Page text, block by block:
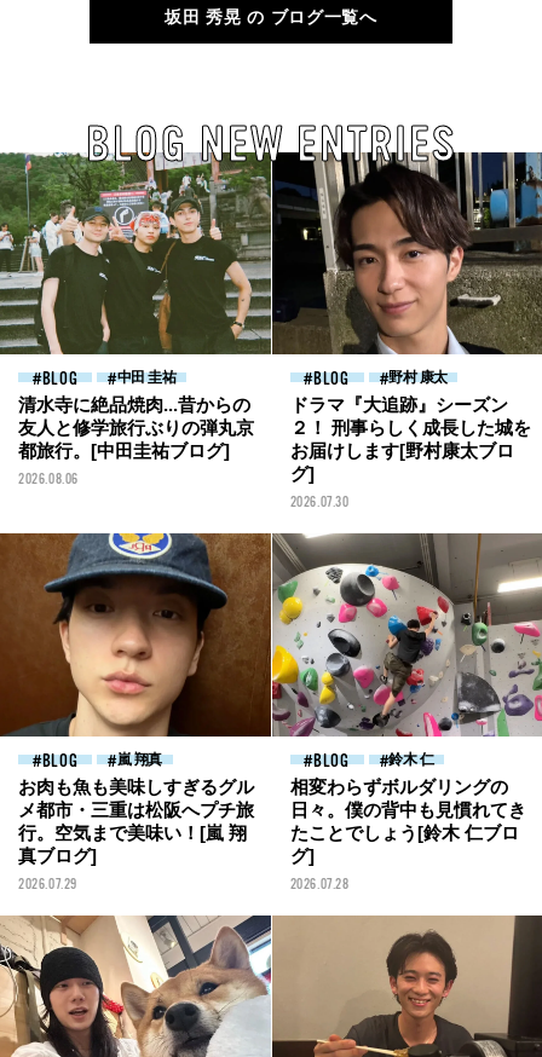
坂田 秀晃 の ブログ一覧へ
BLOG NEW ENTRIES
BLOG 中田 圭祐
清水寺に絶品焼肉...昔からの
友人と修学旅行ぶりの弾丸京
都旅行。[中田圭祐ブログ]
2026.08.06
BLOG 野村 康太
ドラマ『大追跡』シーズン
２！ 刑事らしく成長した城を
お届けします[野村康太ブロ
グ]
2026.07.30
BLOG 嵐 翔真
お肉も魚も美味しすぎるグル
メ都市・三重は松阪へプチ旅
行。空気まで美味い！[嵐 翔
真ブログ]
2026.07.29
BLOG 鈴木 仁
相変わらずボルダリングの
日々。僕の背中も見慣れてき
たことでしょう[鈴木 仁ブロ
グ]
2026.07.28